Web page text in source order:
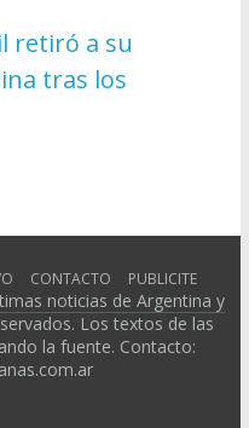
retiró a su
tras los
CONTACTO PUBLICITE
noticias de Argentina y
Los textos de las
la fuente. Contacto: